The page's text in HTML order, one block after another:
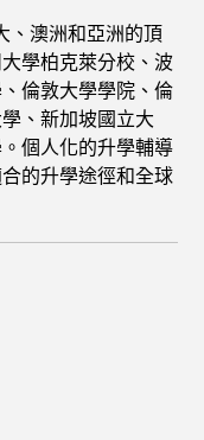
、澳洲和亞洲的頂
學柏克萊分校、波
倫敦大學學院、倫
、新加坡國立大
個人化的升學輔導
的升學途徑和全球